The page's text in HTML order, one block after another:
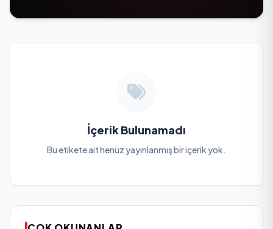
İçerik Bulunamadı
Bu etikete ait henüz yayınlanmış bir içerik yok.